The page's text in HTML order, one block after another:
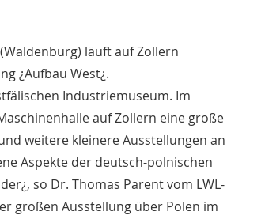
läuft auf Zollern
¿Aufbau West¿.
Industriemuseum. Im
auf Zollern eine große
weitere kleinere Ausstellungen an
Aspekte der deutsch-polnischen
so Dr. Thomas Parent vom LWL-
großen Ausstellung über Polen im